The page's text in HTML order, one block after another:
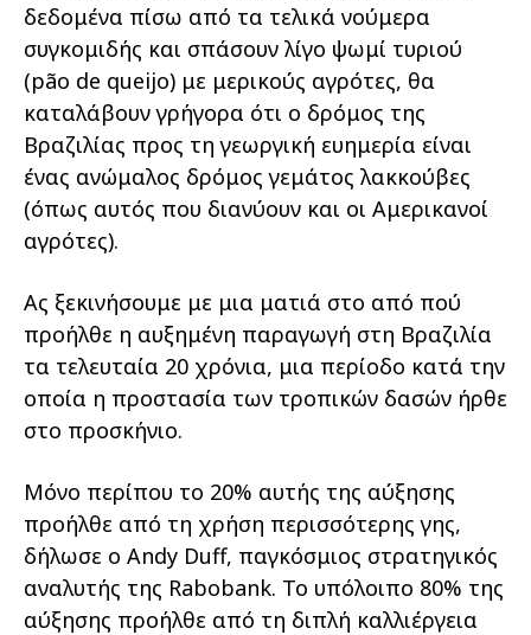
δεδομένα πίσω από τα τελικά νούμερα
συγκομιδής και σπάσουν λίγο ψωμί τυριού
(pão de queijo) με μερικούς αγρότες, θα
καταλάβουν γρήγορα ότι ο δρόμος της
Βραζιλίας προς τη γεωργική ευημερία είναι
ένας ανώμαλος δρόμος γεμάτος λακκούβες
(όπως αυτός που διανύουν και οι Αμερικανοί
αγρότες).
Ας ξεκινήσουμε με μια ματιά στο από πού
προήλθε η αυξημένη παραγωγή στη Βραζιλία
τα τελευταία 20 χρόνια, μια περίοδο κατά την
οποία η προστασία των τροπικών δασών ήρθε
στο προσκήνιο.
Μόνο περίπου το 20% αυτής της αύξησης
προήλθε από τη χρήση περισσότερης γης,
δήλωσε ο Andy Duff, παγκόσμιος στρατηγικός
αναλυτής της Rabobank. Το υπόλοιπο 80% της
αύξησης προήλθε από τη διπλή καλλιέργεια